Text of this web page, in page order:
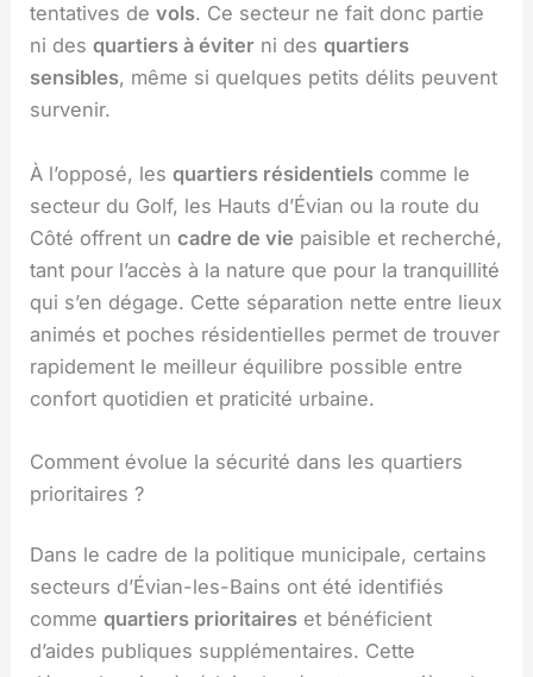
tentatives devols. Ce secteur ne fait donc partie
ni desquartiers à éviter ni desquartiers
sensibles, même si quelques petits délits peuvent
survenir.
À l’opposé, lesquartiers résidentiels comme le
secteur du Golf, les Hauts d’Évian ou la route du
Côté offrent uncadre de vie paisible et recherché,
tant pour l’accès à la nature que pour la tranquillité
qui s’en dégage. Cette séparation nette entre lieux
animés et poches résidentielles permet de trouver
rapidement le meilleur équilibre possible entre
confort quotidien et praticité urbaine.
Comment évolue la sécurité dans les quartiers
prioritaires ?
Dans le cadre de la politique municipale, certains
secteurs d’Évian-les-Bains ont été identifiés
commequartiers prioritaires et bénéficient
d’aides publiques supplémentaires. Cette